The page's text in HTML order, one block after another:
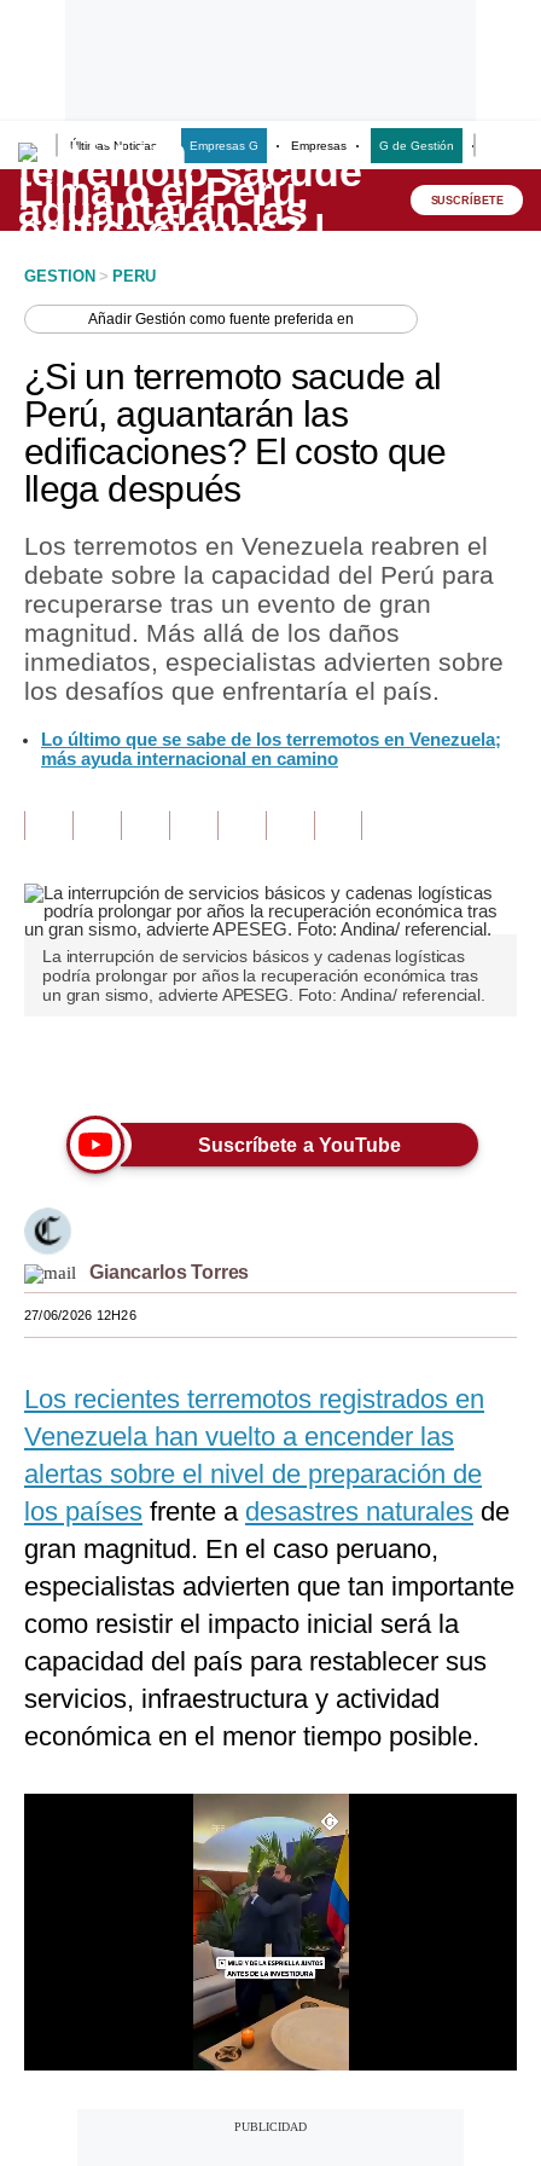
Últimas Noticias Empresas G Empresas G de Gestión
Lo último
Peru Quiosco
Economía
Mercados
Perú
Política
Tu Dinero
Finanzas Personales
Inmobiliarias
Plus G
Blogs
Tendencias
Moda
Estilos
Mundo
EEUU
México
Internacional
Tecnología
Club del Suscriptor
Mix
G de Gestión
Notas Contratadas
Podcast
Gestión TV
Videos
Y
SUSCRÍBETE
GESTION > PERU
AñadirGestión como fuente preferida en
¿Si un terremoto sacude al
Perú, aguantarán las
edificaciones? El costo que
llega después
Los terremotos en Venezuela reabren el
debate sobre la capacidad del Perú para
recuperarse tras un evento de gran
magnitud. Más allá de los daños
inmediatos, especialistas advierten sobre
los desafíos que enfrentaría el país.
Lo último que se sabe de los terremotos en Venezuela;
más ayuda internacional en camino
La interrupción de servicios básicos y cadenas logísticas
podría prolongar por años la recuperación económica tras
un gran sismo, advierte APESEG. Foto: Andina/ referencial.
Suscríbete a YouTube
Giancarlos Torres
27/06/2026 12H26
Los recientes terremotos registrados en
Venezuela han vuelto a encender las
alertas sobre el nivel de preparación de
los países frente a desastres naturales de
gran magnitud. En el caso peruano,
especialistas advierten que tan importante
como resistir el impacto inicial será la
capacidad del país para restablecer sus
servicios, infraestructura y actividad
económica en el menor tiempo posible.